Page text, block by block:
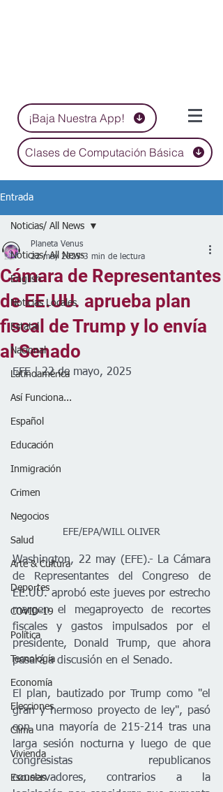
¡Baja Nuestra App!
Clases de Computación Básica
Entrada
Noticias/ All News
English
Noticias Locales
Estatal
Nacional
Latinoamérica
Así Funciona...
Español
Educación
Inmigración
Crimen
Negocios
Salud
Arte & Cultura
Deportes
COVID-19
Política
Tecnología
Economía
Elecciones
Clima
Vivienda
Escuelas
Noticias/ All News
Cámara de Representantes
de EE.UU. aprueba plan
fiscal de Trump y lo envía
al Senado
Planeta Venus
22 may 2025 3 min de lectura
EFE | 22 de mayo, 2025
EFE/EPA/WILL OLIVER
Washington, 22 may (EFE).- La Cámara
de Representantes del Congreso de
EE.UU. aprobó este jueves por estrecho
margen el megaproyecto de recortes
fiscales y gastos impulsados por el
presidente, Donald Trump, que ahora
pasará a discusión en el Senado.
El plan, bautizado por Trump como "el
gran y hermoso proyecto de ley", pasó
con una mayoría de 215-214 tras una
larga sesión nocturna y luego de que
congresistas republicanos
conservadores, contrarios a la